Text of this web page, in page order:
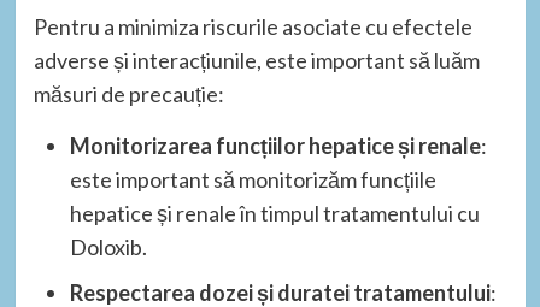
Pentru a minimiza riscurile asociate cu efectele
adverse și interacțiunile, este important să luăm
măsuri de precauție:
Monitorizarea funcțiilor hepatice și renale:
este important să monitorizăm funcțiile
hepatice și renale în timpul tratamentului cu
Doloxib.
Respectarea dozei și duratei tratamentului: